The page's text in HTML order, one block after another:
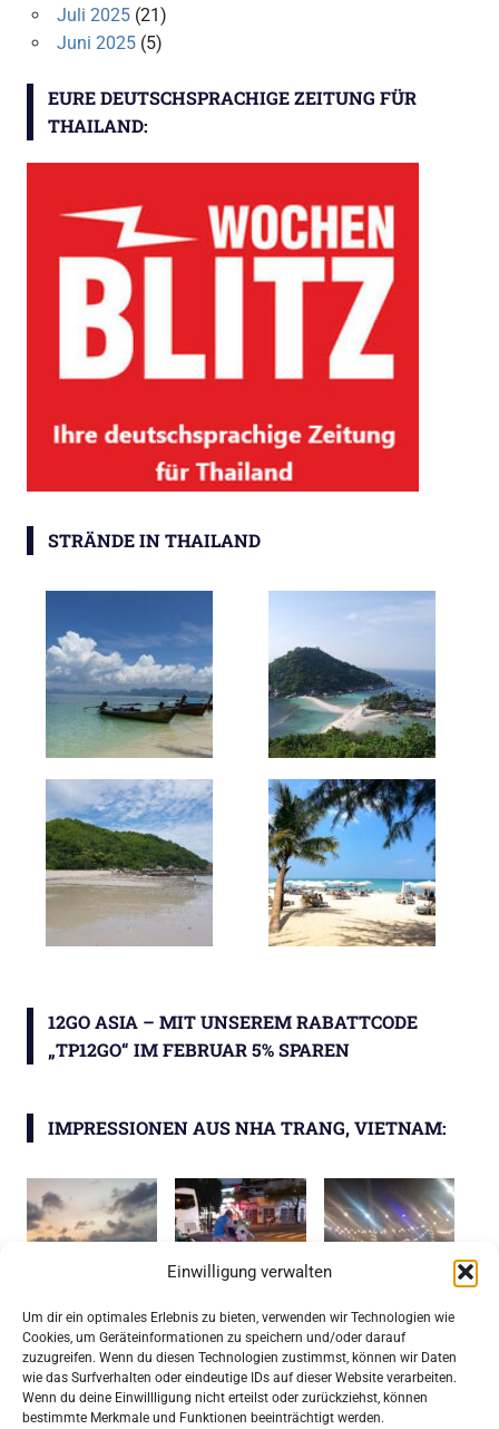
Einwilligung verwalten
Um dir ein optimales Erlebnis zu bieten, verwenden wir Technologien wie
Cookies, um Geräteinformationen zu speichern und/oder darauf
zuzugreifen. Wenn du diesen Technologien zustimmst, können wir Daten
wie das Surfverhalten oder eindeutige IDs auf dieser Website verarbeiten.
Wenn du deine Einwillligung nicht erteilst oder zurückziehst, können
bestimmte Merkmale und Funktionen beeinträchtigt werden.
Juli 2025(21)
Juni 2025(5)
EURE DEUTSCHSPRACHIGE ZEITUNG FÜR
THAILAND:
STRÄNDE IN THAILAND
12GO ASIA – MIT UNSEREM RABATTCODE
„TP12GO“ IM FEBRUAR 5% SPAREN
IMPRESSIONEN AUS NHA TRANG, VIETNAM: